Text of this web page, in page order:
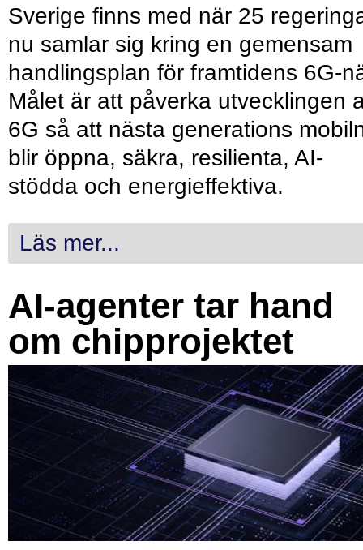
Sverige finns med när 25
nu samlar sig kring en gemensam
handlingsplan för framtidens 6G-
Målet är att påverka utvecklingen
6G så att nästa generations
blir öppna, säkra, resilienta, AI-
stödda och energieffektiva.
Läs mer...
AI-agenter tar hand
om chipprojektet